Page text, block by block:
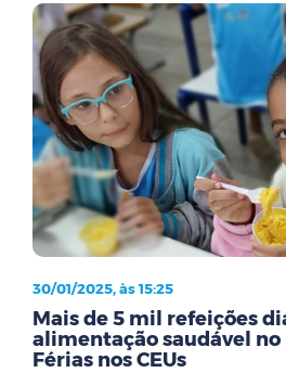
30/01/2025, às 15:25
Mais de 5 mil refeições
alimentação saudável
Férias nos CEUs